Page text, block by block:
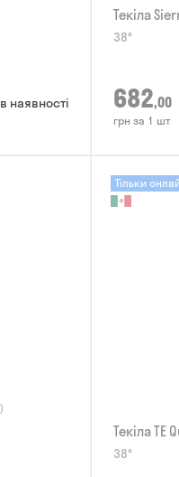
наявності
Текіла
38°
682,00
грн за 1 шт
Тільки
Текіла TE
38°